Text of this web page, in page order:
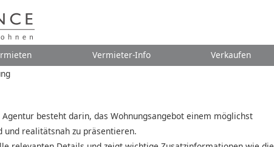
Vermieter-Info Verkaufen
besteht darin, das Wohnungsangebot einem möglichst
realitätsnah zu präsentieren.